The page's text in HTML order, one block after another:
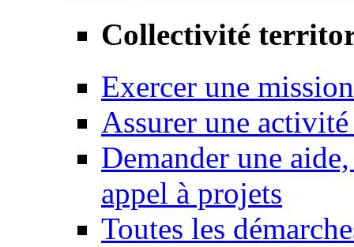
Collectivité
Exercer une mission
Assurer une
Demander une
appel à projets
Toutes les